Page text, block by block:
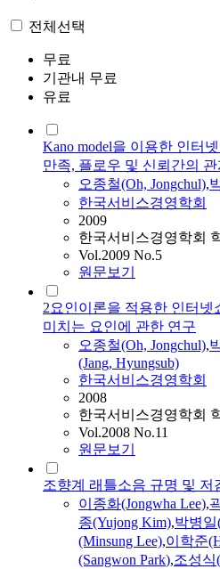
전체선택
무료
기관내 무료
유료
Kano model을 이용한 인터
만족, 플로우 및 신뢰간의 관
오종철(Oh, Jongchul),
한국서비스경영학회
2009
한국서비스경영학회
Vol.2009 No.5
원문보기
2요인이론을 적용한 인터넷
미치는 요인에 관한 연구
오종철(Oh, Jongchul),
(Jang, Hyungsub)
한국서비스경영학회
2008
한국서비스경영학회
Vol.2008 No.11
원문보기
조향계 래틀소음 규명 및 저
이종화(Jongwha Lee),
종(Yujong Kim),박병일
(Minsung Lee),이학준
(Sangwon Park),조성식